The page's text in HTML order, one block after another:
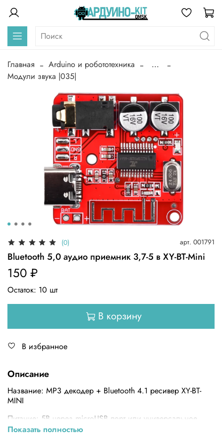
Главная Arduino и робототехника
...
Модули звука |035|
(0) арт. 001791
Bluetooth 5,0 аудио приемник 3,7-5 в XY-BT-Mini
150 ₽
Остаток: 10 шт
В корзину
В избранное
Описание
Название: MP3 декодер + Bluetooth 4.1 ресивер XY-BT-
MINI
Питание: 5В через microUSB порт или универсальное
питание - литиевая батарея 3,7 ~ 5 В
Показать полностью